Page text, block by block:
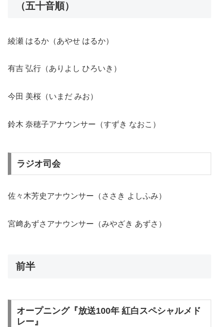
（五十音順）
綾瀬 はるか（あやせ はるか）
有吉 弘行（ありよし ひろいき）
今田 美桜（いまだ みお）
鈴木 奈穂子アナウンサー（すずき なおこ）
ラジオ司会
佐々木芳史アナウンサー（ささき よしふみ）
宮﨑あずさアナウンサー（みやざき あずさ）
前半
オープニング『放送100年 紅白スペシャルメド
レー』